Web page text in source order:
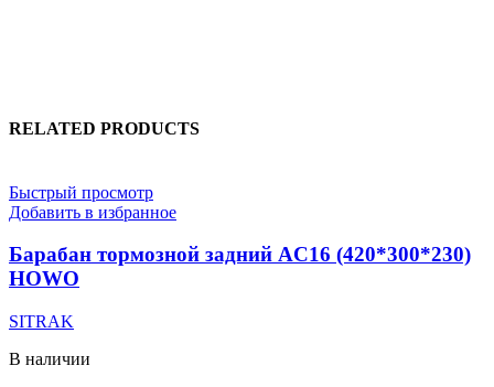
RELATED PRODUCTS
Быстрый просмотр
Добавить в избранное
Барабан тормозной задний AC16 (420*300*230)
HOWO
SITRAK
В наличии